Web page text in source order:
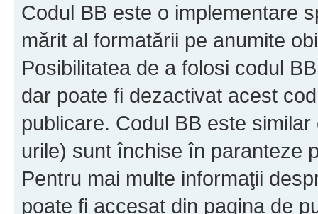
Codul BB este o implementare
mărit al formatării pe anumite
Posibilitatea de a folosi codul
dar poate fi dezactivat acest
publicare. Codul BB este
urile) sunt închise în paranteze
Pentru mai multe informaţii
poate fi accesat din pagina de